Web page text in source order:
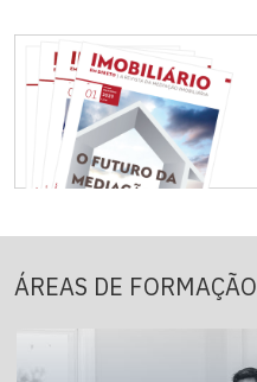
ÁREAS DE FORMAÇÃO